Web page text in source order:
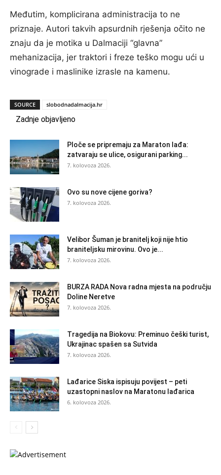
Međutim, komplicirana administracija to ne
priznaje. Autori takvih apsurdnih rješenja očito ne
znaju da je motika u Dalmaciji “glavna”
mehanizacija, jer traktori i freze teško mogu ući u
vinograde i maslinike izrasle na kamenu.
SOURCE slobodnadalmacija.hr
Zadnje objavljeno
Ploče se pripremaju za Maraton lađa:
zatvaraju se ulice, osigurani parking...
7. kolovoza 2026.
Ovo su nove cijene goriva?
7. kolovoza 2026.
Velibor Šuman je branitelj koji nije htio
braniteljsku mirovinu. Ovo je...
7. kolovoza 2026.
BURZA RADA Nova radna mjesta na području
Doline Neretve
7. kolovoza 2026.
Tragedija na Biokovu: Preminuo češki turist,
Ukrajinac spašen sa Sutvida
7. kolovoza 2026.
Lađarice Siska ispisuju povijest – peti
uzastopni naslov na Maratonu lađarica
6. kolovoza 2026.